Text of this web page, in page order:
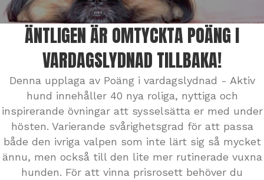
ÄNTLIGEN ÄR OMTYCKTA POÄNG I
VARDAGSLYDNAD TILLBAKA!
Denna upplaga av Poäng i vardagslydnad - Aktiv
hund innehåller 40 nya roliga, nyttiga och
inspirerande övningar att sysselsätta er med under
hösten. Varierande svårighetsgrad för att passa
både den ivriga valpen som inte lärt sig så mycket
ännu, men också till den lite mer rutinerade vuxna
hunden. För att vinna prisrosett behöver du